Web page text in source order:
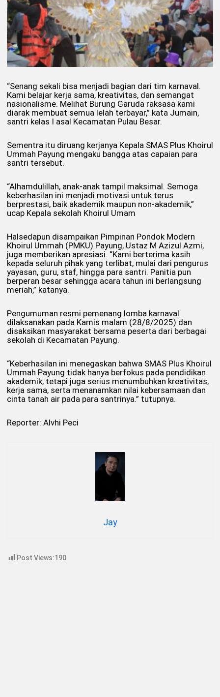
“Senang sekali bisa menjadi bagian dari tim karnaval.
Kami belajar kerja sama, kreativitas, dan semangat
nasionalisme. Melihat Burung Garuda raksasa kami
diarak membuat semua lelah terbayar,” kata Jumain,
santri kelas I asal Kecamatan Pulau Besar.
Sementra itu diruang kerjanya Kepala SMAS Plus Khoirul
Ummah Payung mengaku bangga atas capaian para
santri tersebut.
“Alhamdulillah, anak-anak tampil maksimal. Semoga
keberhasilan ini menjadi motivasi untuk terus
berprestasi, baik akademik maupun non-akademik,”
ucap Kepala sekolah Khoirul Umam
Halsedapun disampaikan Pimpinan Pondok Modern
Khoirul Ummah (PMKU) Payung, Ustaz M Azizul Azmi,
juga memberikan apresiasi. “Kami berterima kasih
kepada seluruh pihak yang terlibat, mulai dari pengurus
yayasan, guru, staf, hingga para santri. Panitia pun
berperan besar sehingga acara tahun ini berlangsung
meriah,” katanya.
Pengumuman resmi pemenang lomba karnaval
dilaksanakan pada Kamis malam (28/8/2025) dan
disaksikan masyarakat bersama peserta dari berbagai
sekolah di Kecamatan Payung.
“Keberhasilan ini menegaskan bahwa SMAS Plus Khoirul
Ummah Payung tidak hanya berfokus pada pendidikan
akademik, tetapi juga serius menumbuhkan kreativitas,
kerja sama, serta menanamkan nilai kebersamaan dan
cinta tanah air pada para santrinya.” tutupnya.
Reporter: Alvhi Peci
Jay
Post Views:190